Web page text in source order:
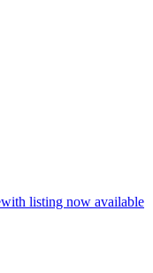
listing now available